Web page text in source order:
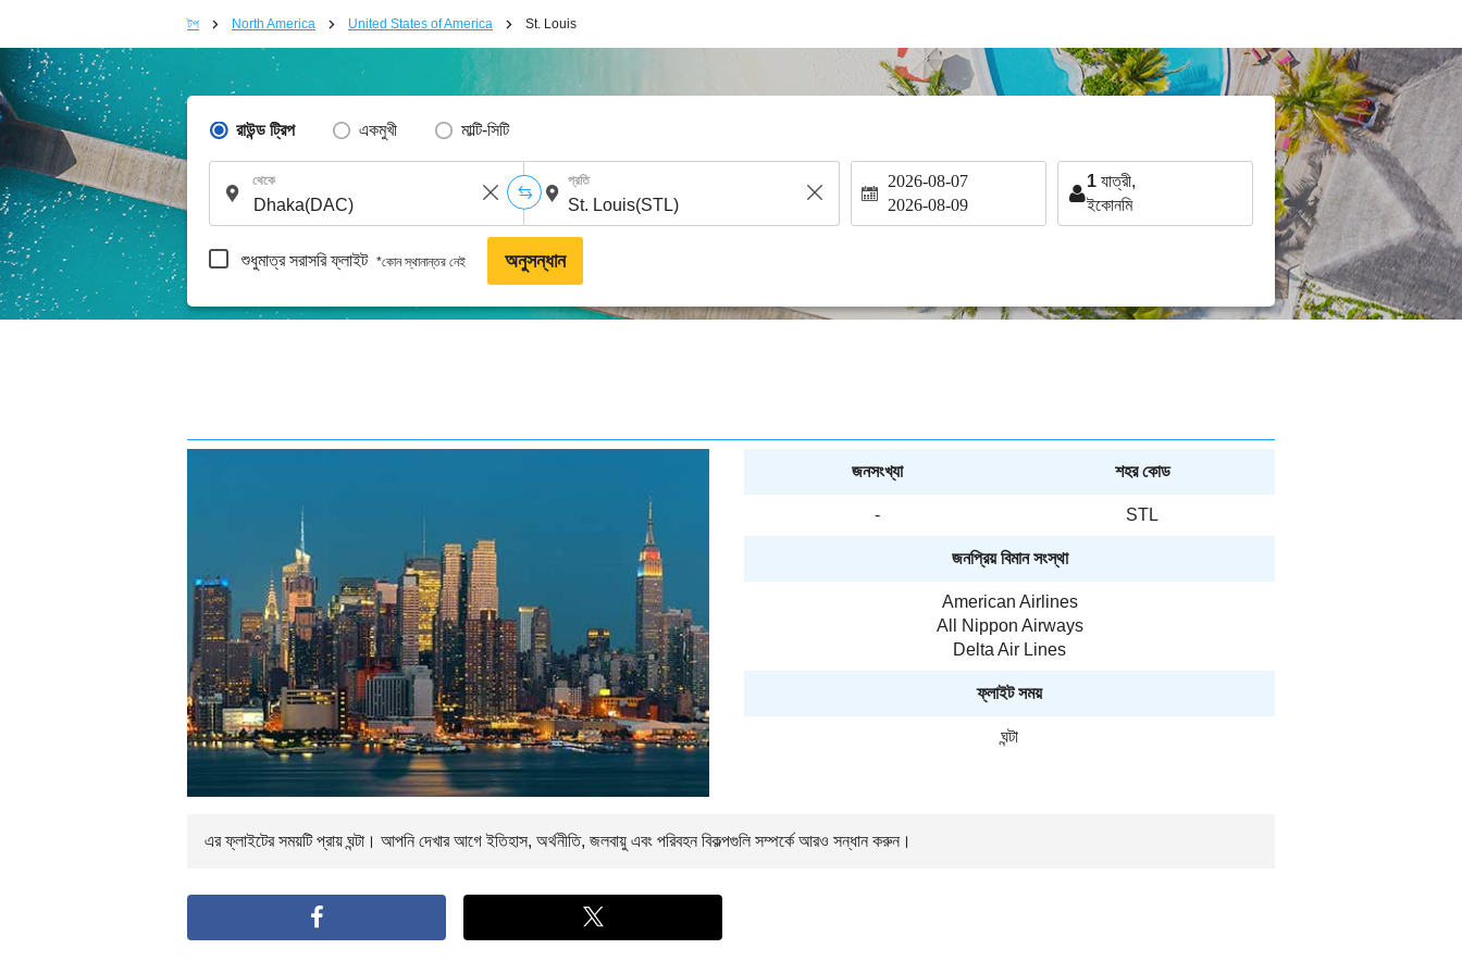
টপ North America United States of America St. Louis
রাউন্ড ট্রিপ একমুখী মাল্টি-সিটি
থেকে প্রতি 2026-08-07
2026-08-09
1 যাত্রী,
ইকোনমি
শুধুমাত্র সরাসরি ফ্লাইট *কোন স্থানান্তর নেই অনুসন্ধান
জনসংখ্যা শহর কোড
- STL
জনপ্রিয় বিমান সংস্থা
American Airlines
All Nippon Airways
Delta Air Lines
ফ্লাইট সময়
ঘন্টা
এর ফ্লাইটের সময়টি প্রায় ঘন্টা। আপনি দেখার আগে ইতিহাস, অর্থনীতি, জলবায়ু এবং পরিবহন বিকল্পগুলি সম্পর্কে আরও সন্ধান করুন।